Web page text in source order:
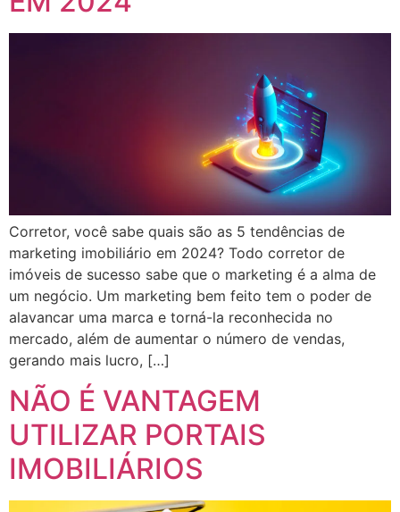
Corretor, você sabe quais são as 5 tendências de
marketing imobiliário em 2024? Todo corretor de
imóveis de sucesso sabe que o marketing é a alma de
um negócio. Um marketing bem feito tem o poder de
alavancar uma marca e torná-la reconhecida no
mercado, além de aumentar o número de vendas,
gerando mais lucro, […]
NÃO É VANTAGEM
UTILIZAR PORTAIS
IMOBILIÁRIOS